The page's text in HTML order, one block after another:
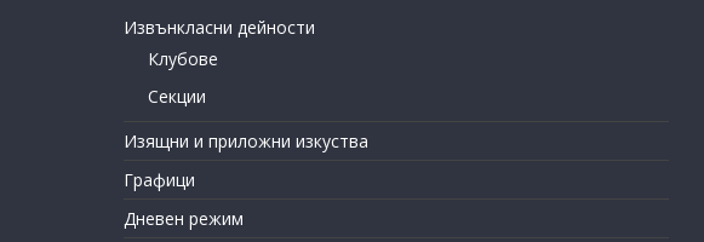
Извънкласни дейности
Клубове
Секции
Изящни и приложни изкуства
Графици
Дневен режим